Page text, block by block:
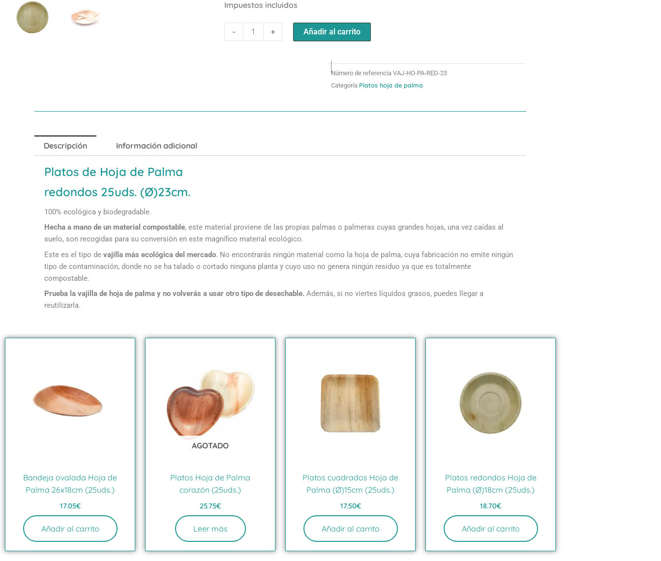
Impuestos incluidos
-
redondos
cantidad
+ Añadir al carrito
Número de referenciaVAJ-HO-PA-RED-23
Categoría Platos hoja de palma
Descripción Información adicional
Platos de Hoja de Palma
redondos 25uds. (Ø)23cm.
100% ecológica y biodegradable.
Hecha a mano de un material compostable, este material proviene de las propias palmas o palmeras cuyas grandes hojas, una vez caídas al
suelo, son recogidas para su conversión en este magnífico material ecológico.
Este es el tipo de vajilla más ecológica del mercado. No encontrarás ningún material como la hoja de palma, cuya fabricación no emite ningún
tipo de contaminación, donde no se ha talado o cortado ninguna planta y cuyo uso no genera ningún residuo ya que es totalmente
compostable.
Prueba la vajilla de hoja de palma y no volverás a usar otro tipo de desechable. Además, si no viertes líquidos grasos, puedes llegar a
reutilizarla.
Bandeja ovalada Hoja de
Palma 26x18cm (25uds.)
17.05€
Añadir al carrito
AGOTADO
Platos Hoja de Palma
corazón (25uds.)
25.75€
Leer más
Platos cuadrados Hoja de
Palma (Ø)15cm (25uds.)
17.50€
Añadir al carrito
Platos redondos Hoja de
Palma (Ø)18cm (25uds.)
18.70€
Añadir al carrito